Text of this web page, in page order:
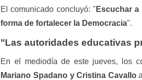
El comunicado concluyó: " Escuchar
forma de fortalecer la Democracia".
"Las autoridades educativas
En el mediodía de este jueves, los
Mariano Spadano y Cristina Cavallo